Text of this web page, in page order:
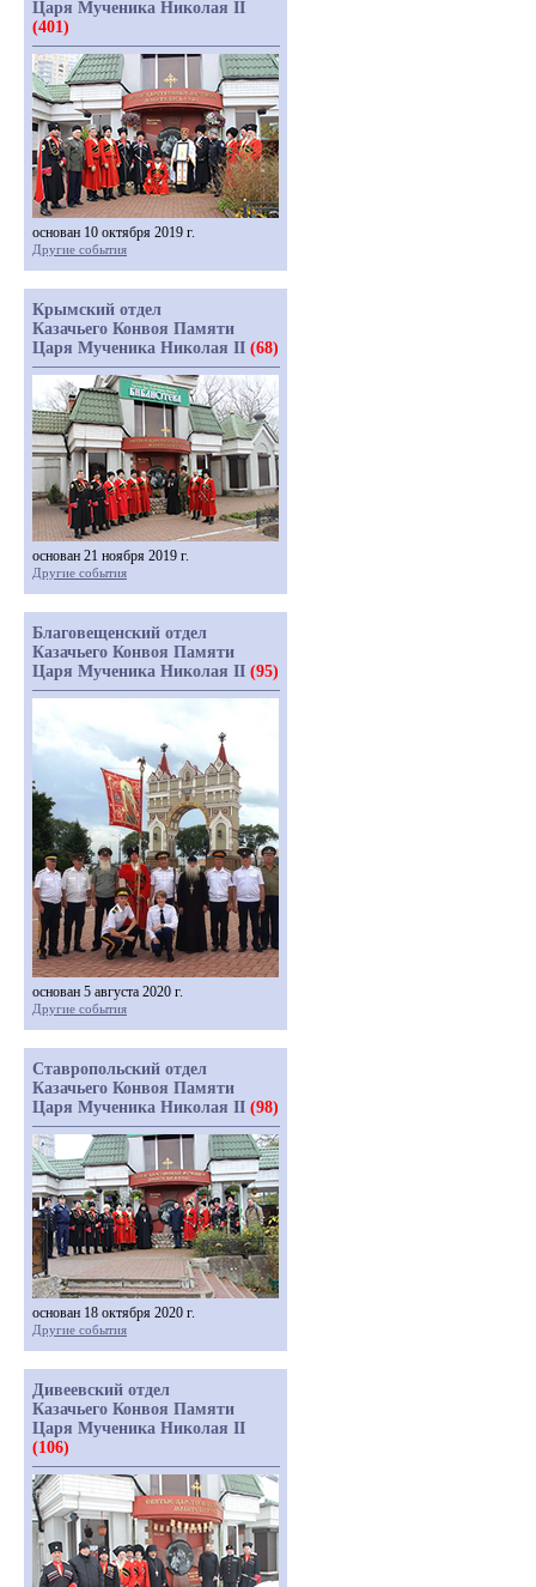
Царя Мученика Николая II
(401)
основан 10 октября 2019 г.
Другие события
Крымский отдел
Казачьего Конвоя Памяти
Царя Мученика Николая II (68)
основан 21 ноября 2019 г.
Другие события
Благовещенский отдел
Казачьего Конвоя Памяти
Царя Мученика Николая II (95)
основан 5 августа 2020 г.
Другие события
Ставропольский отдел
Казачьего Конвоя Памяти
Царя Мученика Николая II (98)
основан 18 октября 2020 г.
Другие события
Дивеевский отдел
Казачьего Конвоя Памяти
Царя Мученика Николая II
(106)